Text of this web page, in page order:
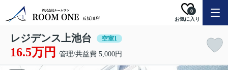
お気に入り
0
レジデンス上池台 空室1
16.5万円 管理/共益費 5,000円